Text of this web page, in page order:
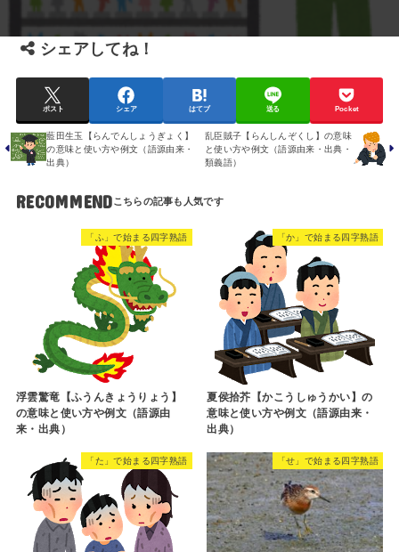
シェアしてね！
ポスト シェア はてブ 送る Pocket
藍田生玉【らんでんしょうぎょく】
の意味と使い方や例文（語源由来・
出典）
乱臣賊子【らんしんぞくし】の意味
と使い方や例文（語源由来・出典・
類義語）
RECOMMEND
「ふ」で始まる四字熟語
浮雲驚竜【ふうんきょうりょう】
の意味と使い方や例文（語源由
来・出典）
「か」で始まる四字熟語
夏侯拾芥【かこうしゅうかい】の
意味と使い方や例文（語源由来・
出典）
「た」で始まる四字熟語 「せ」で始まる四字熟語